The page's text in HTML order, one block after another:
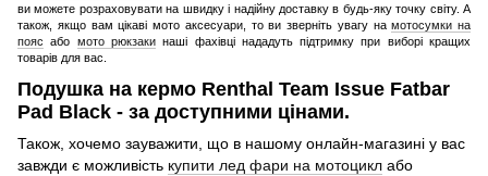
ви можете розраховувати на швидку і надійну доставку в будь-яку точку світу. А
також, якщо вам цікаві мото аксесуари, то ви зверніть увагу намотосумки на
пояс або мото рюкзакинаші фахівці нададуть підтримку при виборі кращих
товарів для вас.
Подушка на кермо Renthal Team Issue Fatbar
Pad Black - за доступними цінами.
Також, хочемо зауважити, що в нашому онлайн-магазині у вас
завжди є можливість купити лед фари на мотоцикл або